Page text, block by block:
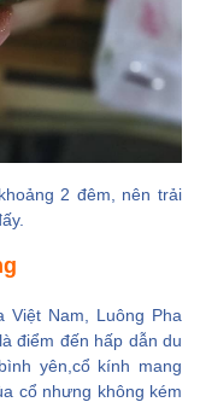
2 đêm, nên trải
Nam, Luông Pha
điểm đến hấp dẫn du
yên,cổ kính mang
cổ nhưng không kém